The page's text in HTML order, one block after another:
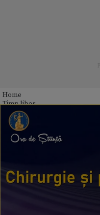
Home
Timp liber